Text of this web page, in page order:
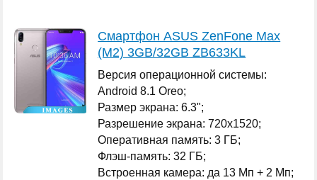
Смартфон ASUS ZenFone Max
(M2) 3GB/32GB ZB633KL
Версия операционной системы:
Android 8.1 Oreo;
Размер экрана: 6.3";
Разрешение экрана: 720x1520;
Оперативная память: 3 ГБ;
Флэш-память: 32 ГБ;
Встроенная камера: да 13 Мп + 2 Мп;